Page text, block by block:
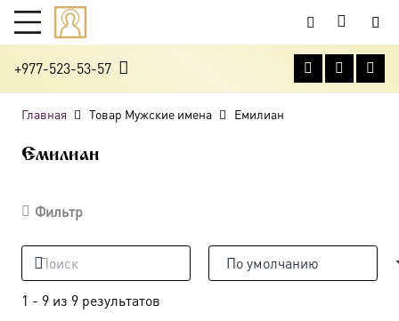
+977-523-53-57
Главная Товар Мужские имена Емилиан
Емилиан
Фильтр
1 - 9 из 9 результатов